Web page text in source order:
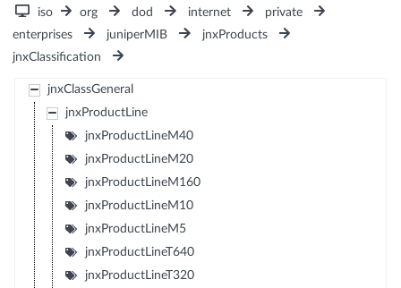
iso org dod internet
private
enterprises
juniperMIB
jnxProducts
jnxClassification
jnxClassGeneral
jnxProductLine
jnxProductLineM40
jnxProductLineM20
jnxProductLineM160
jnxProductLineM10
jnxProductLineM5
jnxProductLineT640
jnxProductLineT320